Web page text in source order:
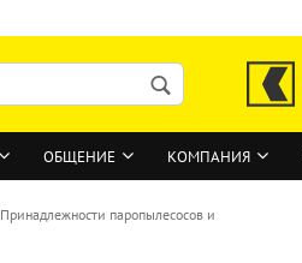
ОБЩЕНИЕ КОМПАНИЯ
Принадлежности паропылесосов и